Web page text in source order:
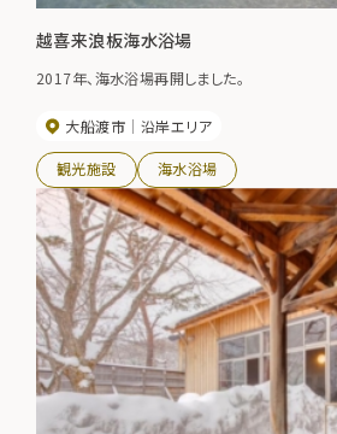
越喜来浪板海水浴場
2017年、海水浴場再開しました。
大船渡市 沿岸エリア
観光施設 海水浴場